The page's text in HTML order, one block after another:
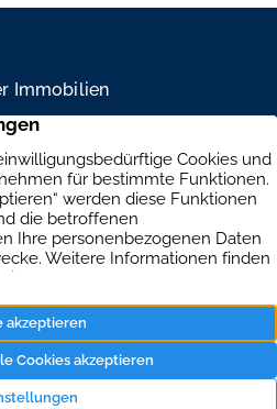
Eichenparkett, helle
Immobilien
84a, 22087 Hamburg
234 916 79
Straße 39, 10707 Berlin
303 661 334
Aktuelles
Datenschutz